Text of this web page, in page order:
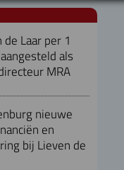
Laar per 1
als
MRA
nieuwe
en
bij Lieven de